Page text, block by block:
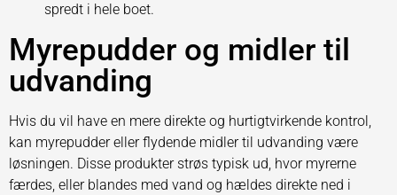
spredt i hele boet.
Myrepudder og midler til
udvanding
Hvis du vil have en mere direkte og hurtigtvirkende kontrol,
kan myrepudder eller flydende midler til udvanding være
løsningen. Disse produkter strøs typisk ud, hvor myrerne
færdes, eller blandes med vand og hældes direkte ned i